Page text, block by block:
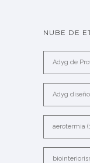
NUBE DE
Adyg de
Adyg
aerotermia